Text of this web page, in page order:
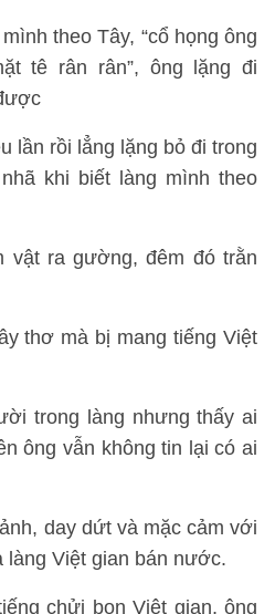
theo Tây, “cổ họng ông
tê rân rân”, ông lặng đi
lần rồi lẳng lặng bỏ đi trong
khi biết làng mình theo
vật ra gường, đêm đó trằn
thơ mà bị mang tiếng Việt
trong làng nhưng thấy ai
ông vẫn không tin lại có ai
day dứt và mặc cảm với
Việt gian bán nước.
chửi bọn Việt gian, ông